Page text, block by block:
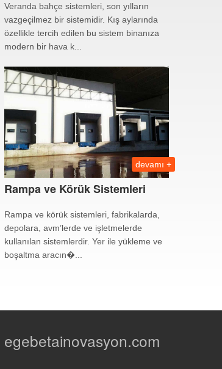
Veranda bahçe sistemleri, son yılların
vazgeçilmez bir sistemidir. Kış aylarında
özellikle tercih edilen bu sistem binanıza
modern bir hava k...
devamı +
Rampa ve Körük Sistemleri
Rampa ve körük sistemleri, fabrikalarda,
depolara, avm’lerde ve işletmelerde
kullanılan sistemlerdir. Yer ile yükleme ve
boşaltma aracın�...
egebetainovasyon.com